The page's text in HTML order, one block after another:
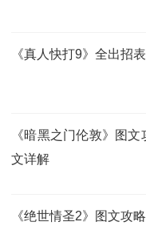
《真人快打9》全出招表
《暗黑之门伦敦》图
文详解
《绝世情圣2》图文攻